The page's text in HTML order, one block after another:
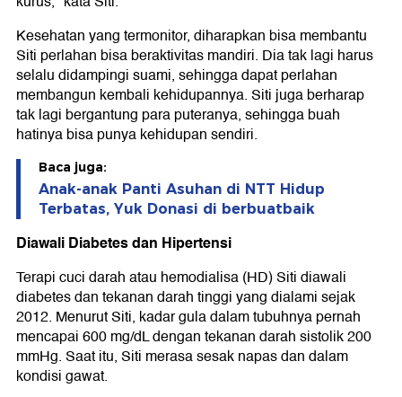
Kesehatan yang termonitor, diharapkan bisa membantu
Siti perlahan bisa beraktivitas mandiri. Dia tak lagi harus
selalu didampingi suami, sehingga dapat perlahan
membangun kembali kehidupannya. Siti juga berharap
tak lagi bergantung para puteranya, sehingga buah
hatinya bisa punya kehidupan sendiri.
Baca juga:
Anak-anak Panti Asuhan di NTT Hidup
Terbatas, Yuk Donasi di berbuatbaik
Diawali Diabetes dan Hipertensi
Terapi cuci darah atau hemodialisa (HD) Siti diawali
diabetes dan tekanan darah tinggi yang dialami sejak
2012. Menurut Siti, kadar gula dalam tubuhnya pernah
mencapai 600 mg/dL dengan tekanan darah sistolik 200
mmHg. Saat itu, Siti merasa sesak napas dan dalam
kondisi gawat.